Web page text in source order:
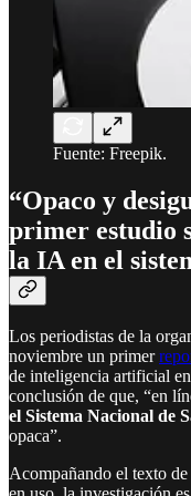
Fuente: Freepik.
“Opaco y
primer estudio
la IA en el
Los periodistas de la
noviembre un primer
de inteligencia artificial
conclusión de que, “en
el Sistema Nacional de
opaca”.
Acompañando el texto